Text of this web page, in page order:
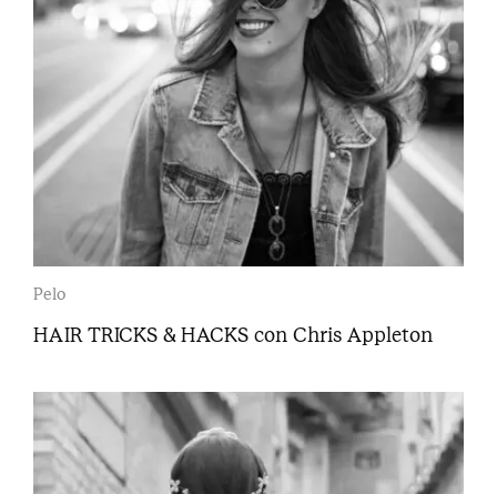
Pelo
HAIR TRICKS & HACKS con Chris Appleton